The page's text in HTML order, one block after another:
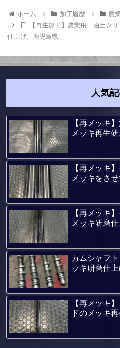
ホーム 加工履歴
農
【再生加工】農業用 油圧シ
仕上げ。鹿児島県
人気
【再メッキ
メッキ再生
【再メッキ
メッキをさ
【再メッキ
メッキ研磨
カムシャフ
ッキ研磨仕上
【再メッキ
ドのメッキ